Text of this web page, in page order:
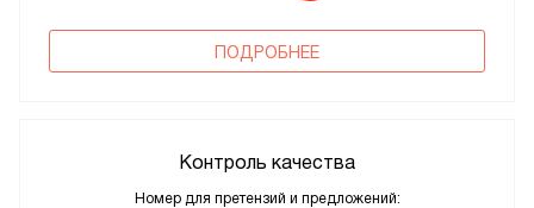
ПОДРОБНЕЕ
Контроль качества
Номер для претензий и предложений: